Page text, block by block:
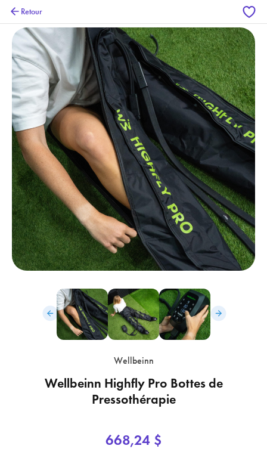
Retour
Wellbeinn
Wellbeinn Highfly Pro Bottes de
Pressothérapie
668,24 $
Créer une liste de souhaits